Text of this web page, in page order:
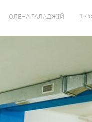
ОЛЕНА ГАЛАДЖІЙ 17